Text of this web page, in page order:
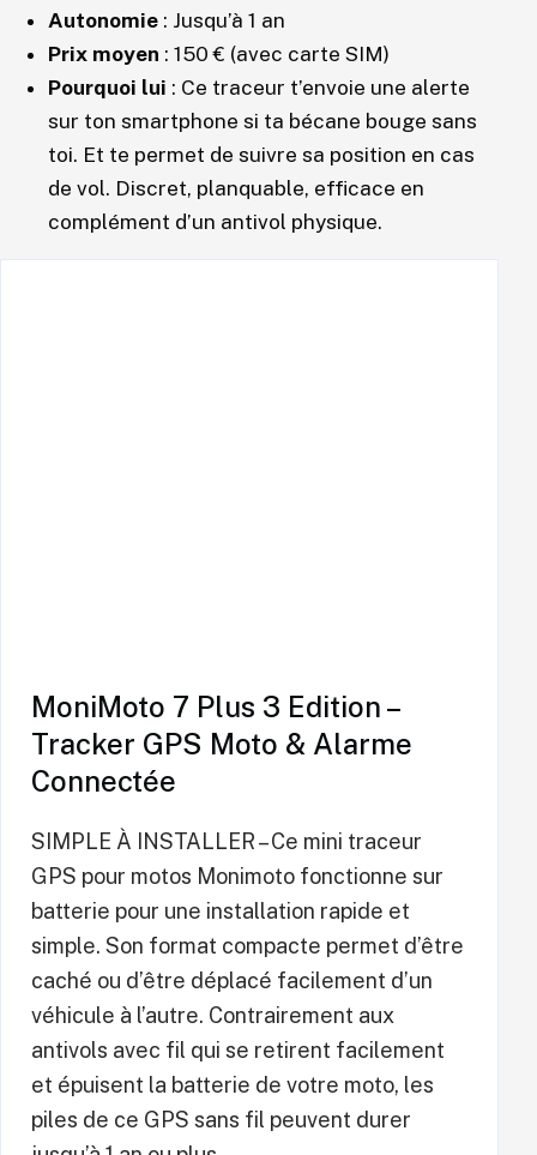
Autonomie : Jusqu’à 1 an
Prix moyen : 150 € (avec carte SIM)
Pourquoi lui : Ce traceur t’envoie une alerte
sur ton smartphone si ta bécane bouge sans
toi. Et te permet de suivre sa position en cas
de vol. Discret, planquable, efficace en
complément d’un antivol physique.
MoniMoto 7 Plus 3 Edition –
Tracker GPS Moto & Alarme
Connectée
SIMPLE À INSTALLER – Ce mini traceur
GPS pour motos Monimoto fonctionne sur
batterie pour une installation rapide et
simple. Son format compacte permet d’être
caché ou d’être déplacé facilement d’un
véhicule à l’autre. Contrairement aux
antivols avec fil qui se retirent facilement
et épuisent la batterie de votre moto, les
piles de ce GPS sans fil peuvent durer